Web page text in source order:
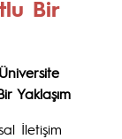
Bir
Yaklaşım
İletişim